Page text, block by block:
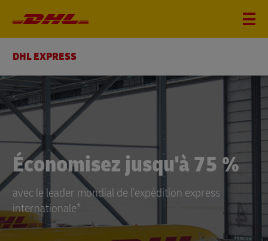
DHL EXPRESS
DHL
Express
Économisez jusqu'à 75 %
avec le leader mondial de l'expédition express
internationale*